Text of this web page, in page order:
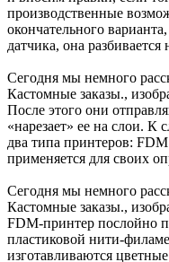
производственные
окончательного
датчика, она
Сегодня мы немного
Кастомные заказы.,
После этого они
«нарезает» ее на слои. К
два типа принтеров:
применяется для своих
Сегодня мы немного
Кастомные заказы.,
FDM-принтер послойно
пластиковой нити-
изготавливаются